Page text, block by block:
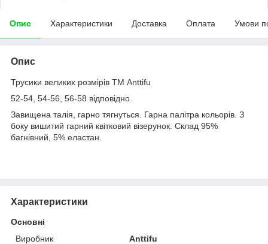
Опис Характеристики Доставка Оплата Умови
Опис
Трусики великих розмірів ТМ Anttifu
52-54, 54-56, 56-58 відповідно.
Завищена талія, гарно тягнуться. Гарна палітра кольорів. З
боку вишитий гарний квітковий візерунок. Склад 95%
багнівний, 5% еластан.
Характеристики
Основні
Виробник
Anttifu